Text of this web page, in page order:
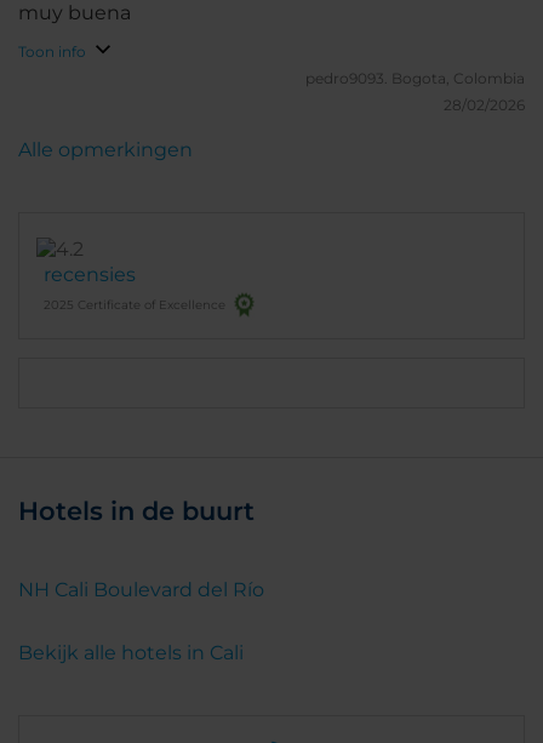
muy buena
Toon info
pedro9093. Bogota, Colombia
28/02/2026
recensies
2025 Certificate of Excellence
Alle opmerkingen
Hotels in de buurt
NH Cali Boulevard del Río
Bekijk alle hotels in Cali